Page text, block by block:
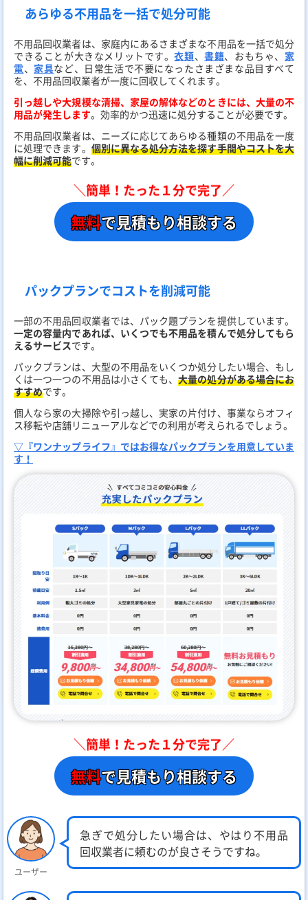
あらゆる不用品を一括で処分可能
不用品回収業者は、家庭内にあるさまざまな不用品を一括で処分
できることが大きなメリットです。衣類、書籍、おもちゃ、 家
電、 家具など、日常生活で不要になったさまざまな品目すべて
を、不用品回収業者が一度に回収してくれます。
引っ越しや大規模な清掃、家屋の解体などのときには、大量の不
用品が発生します。効率的かつ迅速に処分することが必要です。
不用品回収業者は、ニーズに応じてあらゆる種類の不用品を一度
に処理できます。 個別に異なる処分方法を探す手間やコストを大
幅に削減可能です。
＼簡単！たった１分で完了／
無料で見積もり相談する
パックプランでコストを削減可能
一部の不用品回収業者では、パック題プランを提供しています。
一定の容量内であれば、いくつでも不用品を積んで処分してもら
えるサービスです。
パックプランは、大型の不用品をいくつか処分したい場合、もし
くは一つ一つの不用品は小さくても、大量の処分がある場合にお
すすめです。
個人なら家の大掃除や引っ越し、実家の片付け、事業ならオフィ
ス移転や店舗リニューアルなどでの利用が考えられるでしょう。
▽『ワンナップライフ』ではお得なパックプランを用意していま
す！
＼簡単！たった１分で完了／
無料で見積もり相談する
ユーザー
急ぎで処分したい場合は、やはり不用品
回収業者に頼むのが良さそうですね。